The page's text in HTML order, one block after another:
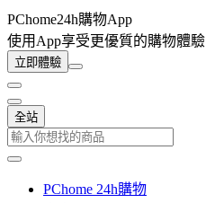
PChome24h購物App
使用App享受更優質的購物體驗
立即體驗
全站
PChome 24h購物